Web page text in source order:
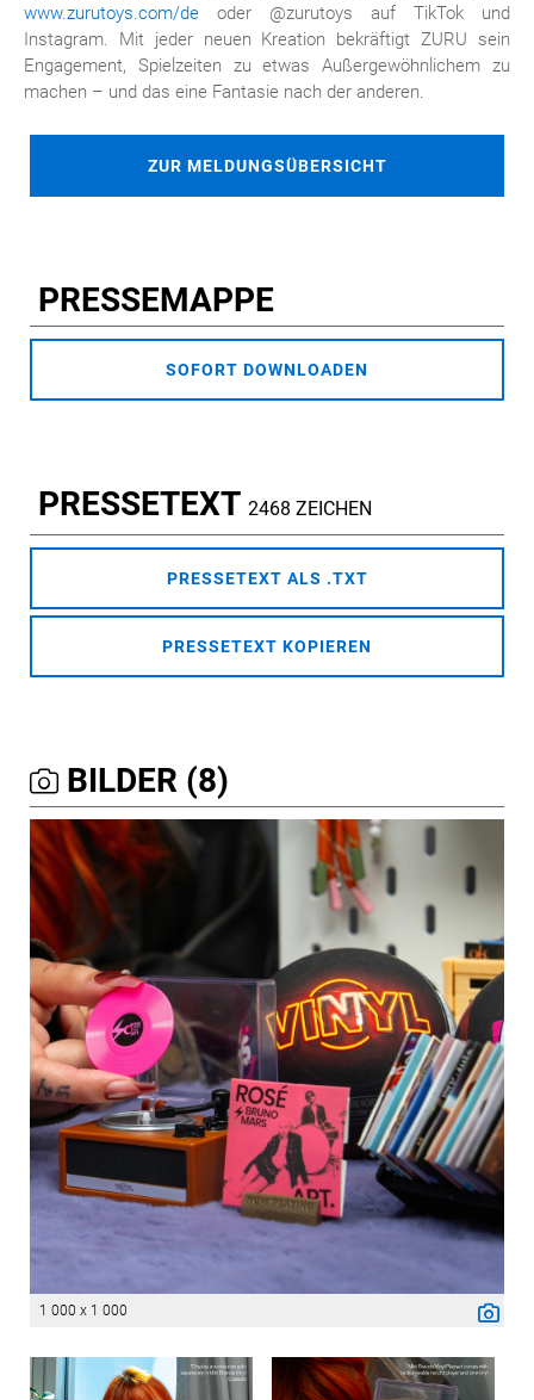
www.zurutoys.com/de oder @zurutoys auf TikTok und
Instagram. Mit jeder neuen Kreation bekräftigt ZURU sein
Engagement, Spielzeiten zu etwas Außergewöhnlichem zu
machen – und das eine Fantasie nach der anderen.
ZUR MELDUNGSÜBERSICHT
PRESSEMAPPE
SOFORT DOWNLOADEN
PRESSETEXT 2468 ZEICHEN
PRESSETEXT ALS .TXT
PRESSETEXT KOPIEREN
BILDER (8)
1 000 x 1 000